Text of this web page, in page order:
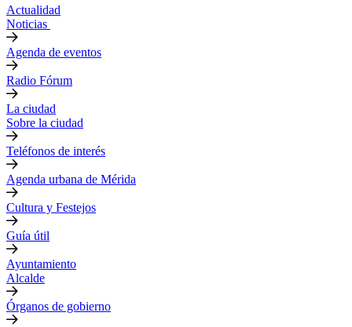
Actualidad
Noticias
Agenda de eventos
Radio Fórum
La ciudad
Sobre la ciudad
Teléfonos de interés
Agenda urbana de Mérida
Cultura y Festejos
Guía útil
Ayuntamiento
Alcalde
Órganos de gobierno